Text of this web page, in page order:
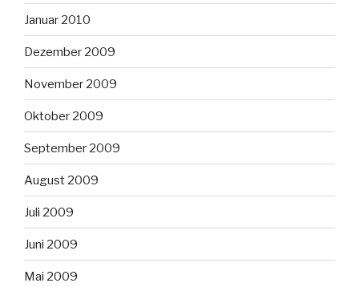
Januar 2010
Dezember 2009
November 2009
Oktober 2009
September 2009
August 2009
Juli 2009
Juni 2009
Mai 2009